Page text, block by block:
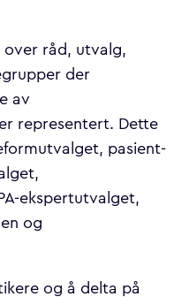
over råd, utvalg,
der
av
representert. Dette
pasient-
ekspertutvalget,
og
og å delta på